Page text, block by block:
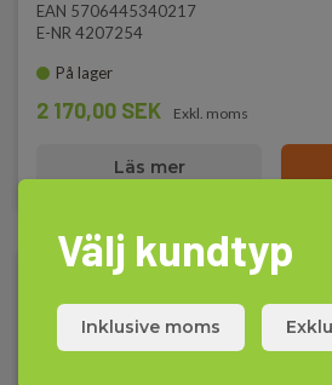
EAN 5706445340217
E-NR 4207254
På lager
2 170,00 SEK Exkl. moms
Läs mer
Välj kundtyp
Inklusive moms